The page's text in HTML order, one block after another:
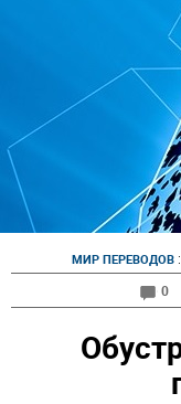
МИР ПЕРЕВОДОВ :
0